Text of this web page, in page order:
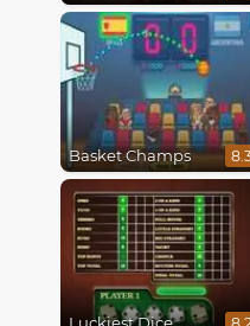
Basket Champs